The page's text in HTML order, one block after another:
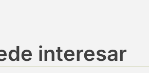
interesar